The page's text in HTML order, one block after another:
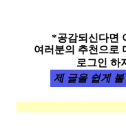
*공감되신다면
여러분의 추천으로
로그인 하
제 글을 쉽게